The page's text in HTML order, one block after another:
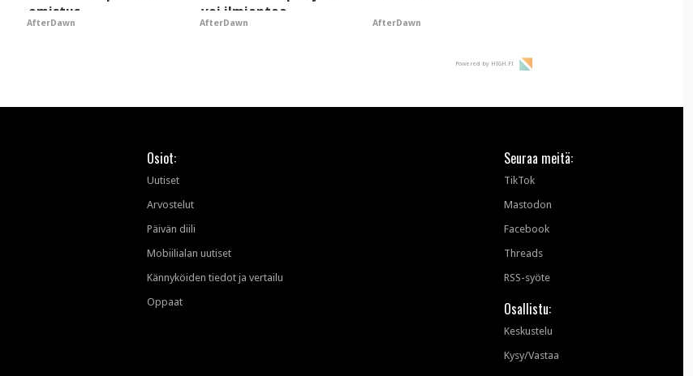
omistus
AfterDawn
voi ilmiantaa
tekoälytauhkan
AfterDawn AfterDawn
Powered by HIGH.FI
Osiot:
Uutiset
Arvostelut
Päivän diili
Mobiilialan uutiset
Kännyköiden tiedot ja vertailu
Oppaat
Seuraa meitä:
TikTok
Mastodon
Facebook
Threads
RSS-syöte
Osallistu:
Keskustelu
Kysy/Vastaa